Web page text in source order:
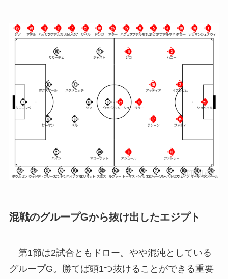
混戦のグループGから抜け出したエジプト
第1節は2試合ともドロー。やや混沌としている
グループG。勝てば頭1つ抜けることができる重要